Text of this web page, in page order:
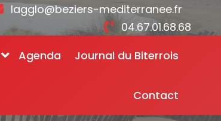
lagglo@beziers-mediterranee.fr
04.67.01.68.68
Agenda Journal du Biterrois
Contact